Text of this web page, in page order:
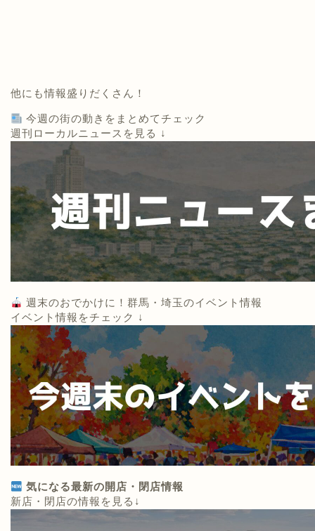
他にも情報盛りだくさん！
今週の街の動きをまとめてチェック
週刊ローカルニュースを見る ↓
週末のおでかけに！群馬・埼玉のイベント情報
イベント情報をチェック ↓
気になる最新の開店・閉店情報
新店・閉店の情報を見る↓